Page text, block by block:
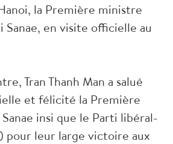
la Première ministre
Sanae, en visite officielle au
Tran Thanh Man a salué
et félicité la Première
insi que le Parti libéral-
pour leur large victoire aux